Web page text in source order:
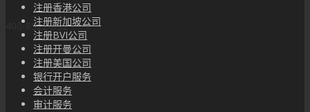
400-8522-882
注册香港公司
注册新加坡公司
注册BVI公司
注册开曼公司
注册美国公司
银行开户服务
会计服务
审计服务